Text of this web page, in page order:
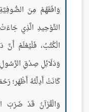
وَافَقَهُمْ مِنَ
التَّوْحِيدِ الَّذِي
الْكُتُبُ، فَلْيُعْلَمْ أَنَّ
وَدَلَائِلِ صِدْقِ
كَانَتْ أَدِلَّتُهُ أَظْهَر؛
وَالْقُرْآنُ قَدْ ضَرَبَ